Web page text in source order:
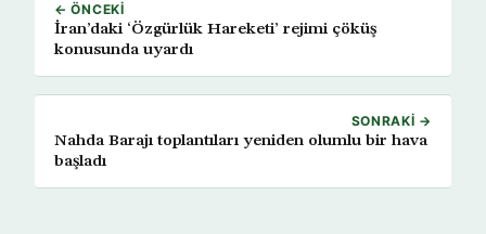
← ÖNCEKI
İran’daki ‘Özgürlük Hareketi’ rejimi çöküş
konusunda uyardı
SONRAKI →
Nahda Barajı toplantıları yeniden olumlu bir hava
başladı